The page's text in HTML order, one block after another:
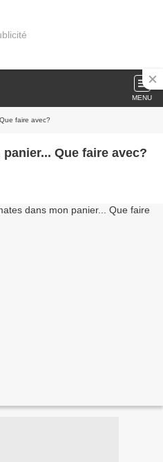
MENU
faire avec?
Que faire avec?